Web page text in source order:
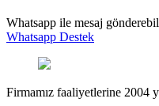
Whatsapp ile mesaj
Whatsapp Destek
Firmamız faaliyetlerine 2004